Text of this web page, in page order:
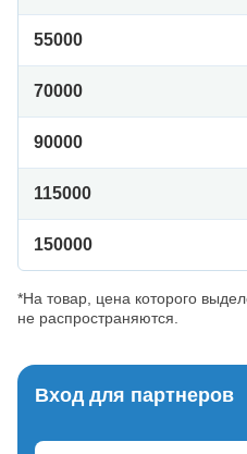
55000
70000
90000
115000
150000
*На товар, цена которого
не распространяются.
Вход для партнеров